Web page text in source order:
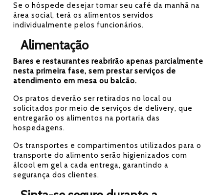
Se o hóspede desejar tomar seu café da manhã na
área social, terá os alimentos servidos
individualmente pelos funcionários.
Alimentação
Bares e restaurantes reabrirão apenas parcialmente
nesta primeira fase, sem prestar serviços de
atendimento em mesa ou balcão.
Os pratos deverão ser retirados no local ou
solicitados por meio de serviços de delivery, que
entregarão os alimentos na portaria das
hospedagens.
Os transportes e compartimentos utilizados para o
transporte do alimento serão higienizados com
álcool em gel a cada entrega, garantindo a
segurança dos clientes.